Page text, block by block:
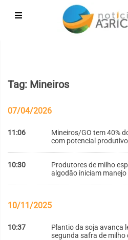
Tag: Mineiros
07/04/2026
11:06
Mineiros/GO tem 40%
com potencial
10:30
Produtores de milho
algodão iniciam manejo
10/11/2025
10:37
Plantio da soja avança
segunda safra de milho